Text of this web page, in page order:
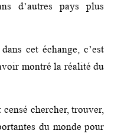
d’autres pays plus
cet échange, c’est
montré la réalité du
chercher, trouver,
du monde pour